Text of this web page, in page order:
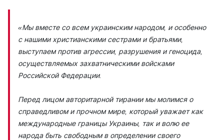
«Мы вместе со всем украинским народом, и особенно
с нашими христианскими сестрами и братьями,
выступаем против агрессии, разрушения и геноцида,
осуществляемых захватническими войсками
Российской Федерации.
Перед лицом авторитарной тирании мы молимся о
справедливом и прочном мире, который уважает как
международные границы Украины, так и волю ее
народа быть свободным в определении своего